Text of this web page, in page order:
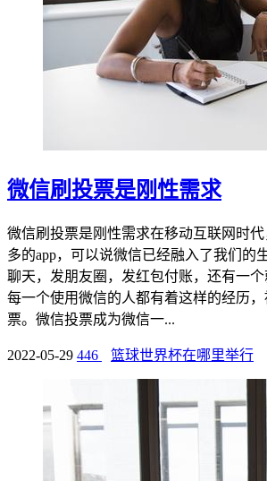
微信刷投票是刚性需求
微信刷投票是刚性需求在移动互联网时
多的app，可以说微信已经融入了我们的
聊天，发朋友圈，发红包付账，还有一
每一个使用微信的人都有着这样的经历
票。微信投票成为微信一...
2022-05-29 446 篮球世界杯在哪里举行